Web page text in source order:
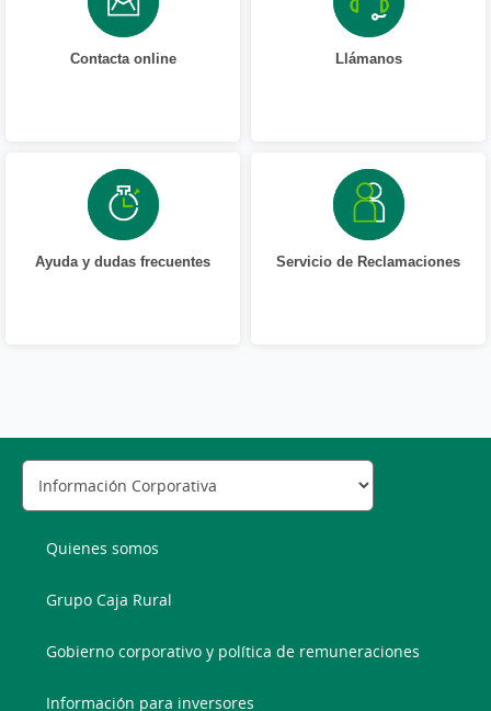
Contacta online Llámanos
Ayuda y dudas frecuentes Servicio de Reclamaciones
Quienes somos
Grupo Caja Rural
Gobierno corporativo y política de remuneraciones
Información para inversores